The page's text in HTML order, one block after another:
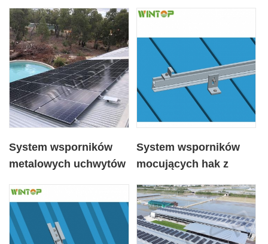
System wsporników
metalowych uchwytów
System wsporników
mocujących hak z
słonecznym;